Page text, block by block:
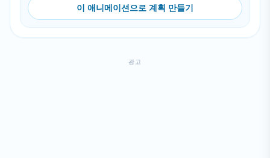
이 애니메이션으로 계획 만들기
광고